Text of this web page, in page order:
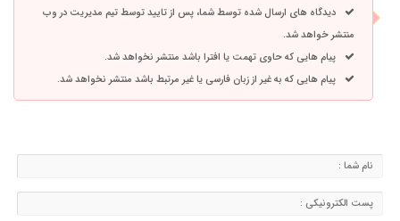
دیدگاه های ارسال شده توسط شما، پس از تایید توسط تیم مدیریت در وب
منتشر خواهد شد.
پیام هایی که حاوی تهمت یا افترا باشد منتشر نخواهد شد.
پیام هایی که به غیر از زبان فارسی یا غیر مرتبط باشد منتشر نخواهد شد.